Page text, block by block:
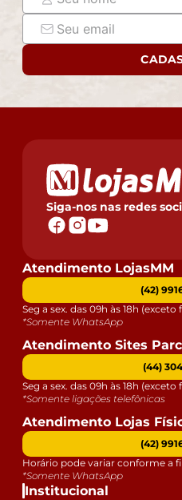
responsabilizamos, no ato da
escadas/elevadores ou pelo
apartamentos. Eventuais
responsabilidade do
Siga-nos nas redes
Institucional
Atendimento LojasMM
(42)
Seg a sex. das 09h às 18h (exceto
*Somente WhatsApp
Atendimento Sites
(44)
Seg a sex. das 09h às 18h (exceto
*Somente ligações telefônicas
Atendimento Lojas
(42)
Horário pode variar conforme a
*Somente WhatsApp